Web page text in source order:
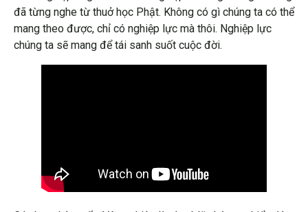
đã từng nghe từ thuở học Phật. Không có gì chúng ta có thể
mang theo được, chỉ có nghiệp lực mà thôi. Nghiệp lực
chúng ta sẽ mang để tái sanh suốt cuộc đời.